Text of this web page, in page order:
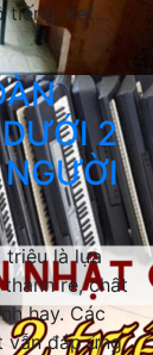
tiếng, kẹt...
2
triệu là lựa
rẻ, chất
hay. Các
vẫn đáp ứng